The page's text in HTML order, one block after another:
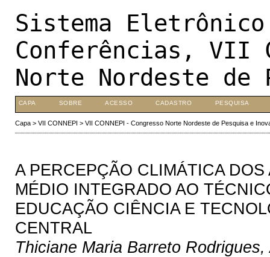
Sistema
Conferências, VII
Norte Nordeste de
CAPA SOBRE ACESSO CADASTRO PESQUISA
Capa> VII CONNEPI > VII CONNEPI - Congresso Norte Nordeste de Pesquisa e
A PERCEPÇÃO CLIMÁTICA
MÉDIO INTEGRADO AO
EDUCAÇÃO CIÊNCIA E
CENTRAL
Thiciane Maria Barreto